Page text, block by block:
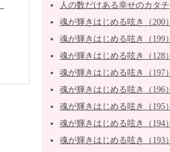
人の数だけある幸せのカタチ
魂が輝きはじめる呟き（200）
魂が輝きはじめる呟き（199）
魂が輝きはじめる呟き（128）
魂が輝きはじめる呟き（197）
魂が輝きはじめる呟き（196）
魂が輝きはじめる呟き（195）
魂が輝きはじめる呟き（194）
魂が輝きはじめる呟き（193）